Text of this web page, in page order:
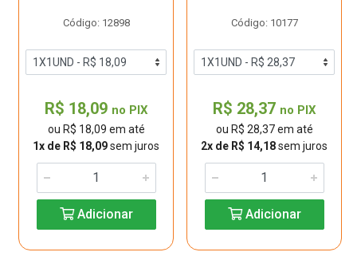
Código: 12898
R$ 18,09 no PIX
ou R$ 18,09 em até
1x de R$ 18,09sem juros
Adicionar
Código: 10177
R$ 28,37 no PIX
ou R$ 28,37 em até
2x de R$ 14,18sem juros
Adicionar